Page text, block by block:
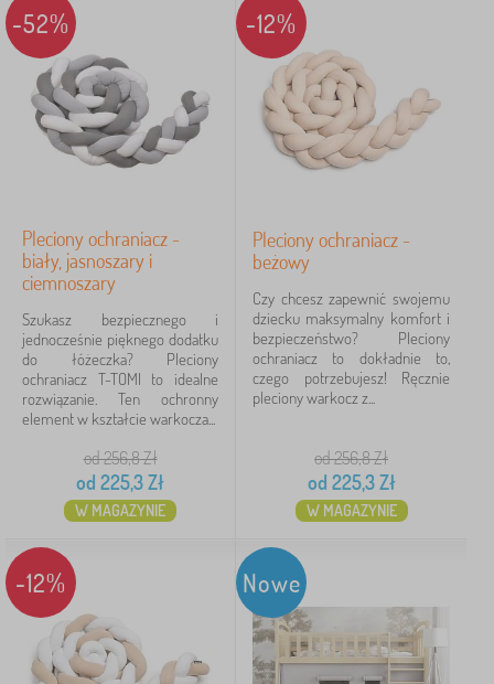
-52%
Pleciony ochraniacz -
biały, jasnoszary i
ciemnoszary
Szukasz bezpiecznego i
jednocześnie pięknego dodatku
do łóżeczka? Pleciony
ochraniacz T-TOMI to idealne
rozwiązanie. Ten ochronny
element w kształcie warkocza...
od 256,8Zł
od 225,3Zł
W MAGAZYNIE
-12%
Pleciony ochraniacz -
beżowy
Czy chcesz zapewnić swojemu
dziecku maksymalny komfort i
bezpieczeństwo? Pleciony
ochraniacz to dokładnie to,
czego potrzebujesz! Ręcznie
pleciony warkocz z...
od 256,8Zł
od 225,3Zł
W MAGAZYNIE
-12% Nowe